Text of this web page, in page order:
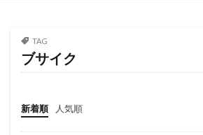
TAG
ブサイク
新着順 人気順